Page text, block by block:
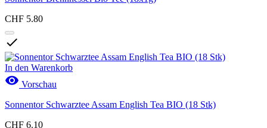
CHF 5.80

In den Warenkorb
 Vorschau
Sonnentor Schwarztee Assam English Tea BIO (18 Stk)
CHF 6.10